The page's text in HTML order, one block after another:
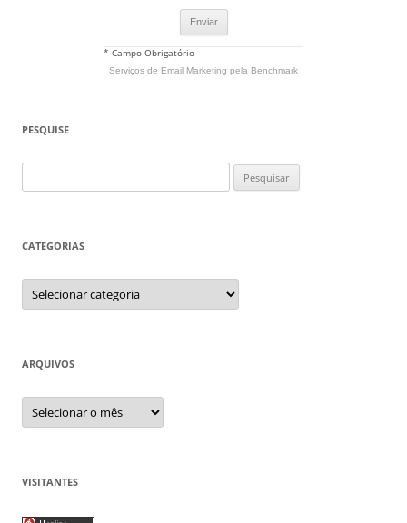
* Campo Obrigatório
Serviços de Email Marketing pela Benchmark
PESQUISE
por:
CATEGORIAS
Categorias
ARQUIVOS
Arquivos
VISITANTES